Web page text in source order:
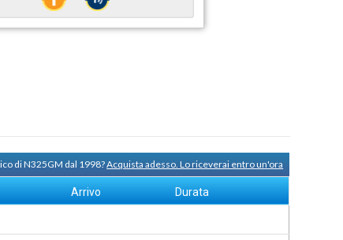
di N325GM dal 1998?Acquista adesso. Lo riceverai entro un'ora
Arrivo Durata